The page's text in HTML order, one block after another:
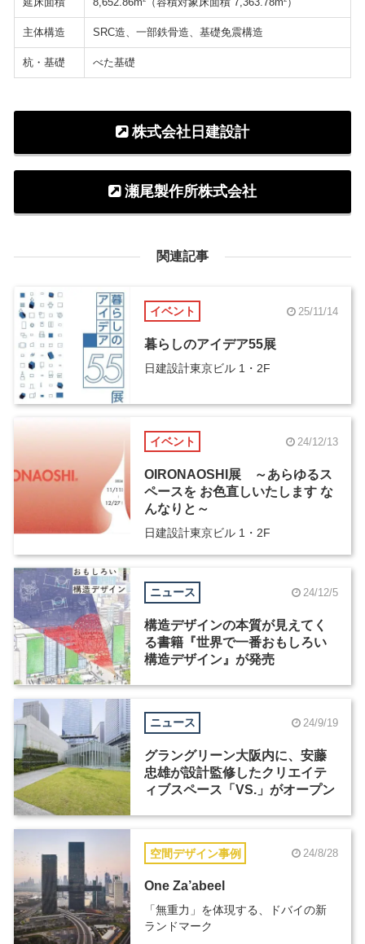
8,652.86m （容積対象床面積 7,363.78m ）
主体構造 SRC造、一部鉄骨造、基礎免震構造
杭・基礎 べた基礎
株式会社日建設計
瀬尾製作所株式会社
関連記事
イベント 25/11/14
暮らしのアイデア55展
日建設計東京ビル 1・2F
イベント 24/12/13
OIRONAOSHI展 ～あらゆるス
ペースを お色直しいたします な
んなりと～
日建設計東京ビル 1・2F
ニュース 24/12/5
構造デザインの本質が見えてく
る書籍『世界で一番おもしろい
構造デザイン』が発売
ニュース 24/9/19
グラングリーン大阪内に、安藤
忠雄が設計監修したクリエイテ
ィブスペース「VS.」がオープン
空間デザイン事例 24/8/28
One Za’abeel
「無重力」を体現する、ドバイの新
ランドマーク